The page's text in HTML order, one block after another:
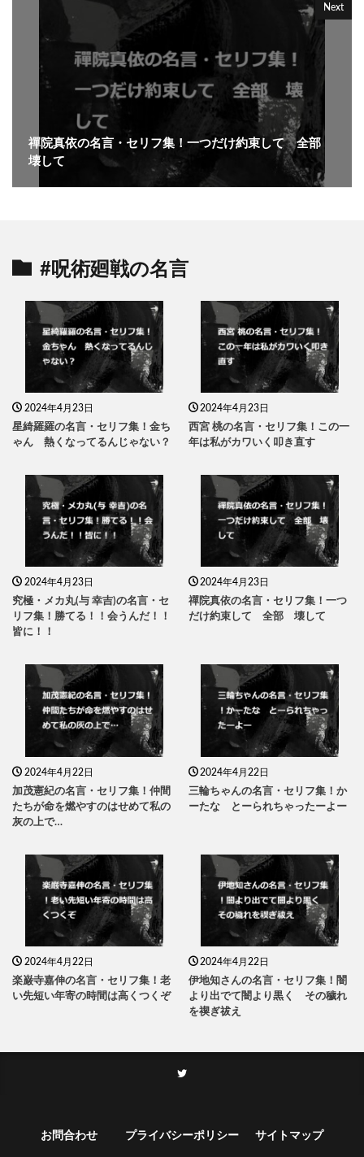
Next
禪院真依の名言・セリフ集！一つだけ約束して 全部
壊して
#呪術廻戦の名言
2024年4月23日
星綺羅羅の名言・セリフ集！金ち
ゃん 熱くなってるんじゃない？
2024年4月23日
西宮 桃の名言・セリフ集！この一
年は私がカワいく叩き直す
2024年4月23日
究極・メカ丸(与 幸吉)の名言・セ
リフ集！勝てる！！会うんだ！！
皆に！！
2024年4月23日
禪院真依の名言・セリフ集！一つ
だけ約束して 全部 壊して
2024年4月22日
加茂憲紀の名言・セリフ集！仲間
たちが命を燃やすのはせめて私の
灰の上で…
2024年4月22日
三輪ちゃんの名言・セリフ集！か
ーたな とーられちゃったーよー
2024年4月22日
楽巌寺嘉伸の名言・セリフ集！老
い先短い年寄の時間は高くつくぞ
2024年4月22日
伊地知さんの名言・セリフ集！闇
より出でて闇より黒く その穢れ
を禊ぎ祓え
お問合わせ プライバシーポリシー サイトマップ